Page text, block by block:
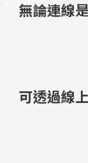
無論連線
可透過線